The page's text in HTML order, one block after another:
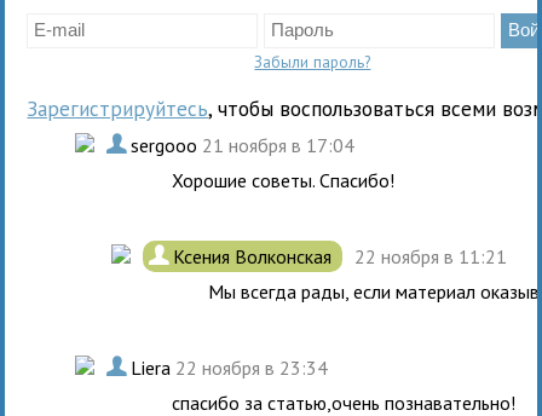
Забыли пароль?
Зарегистрируйтесь, чтобы воспользоваться всеми
. sergooo 21 ноября в 17:04
Хорошие советы. Спасибо!
. Ксения Волконская
22 ноября в 11:21
Мы всегда рады, если материал
. Liera 22 ноября в 23:34
спасибо за статью,очень познавательно!